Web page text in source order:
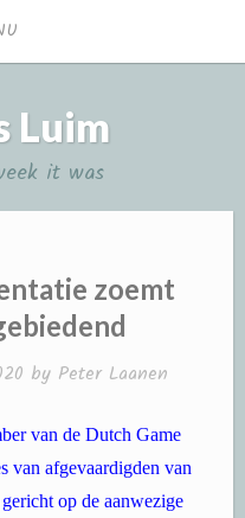
Luim
it was
zoemt
by Peter Laanen
van de Dutch Game
van afgevaardigden van
op de aanwezige